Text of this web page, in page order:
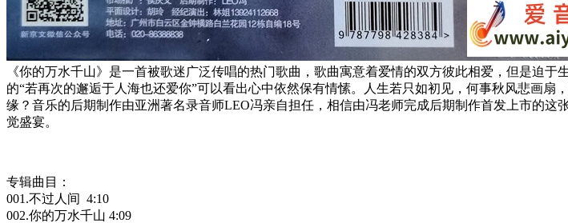
《你的万水千山》是一首被歌迷广泛传唱的热门歌曲，歌曲寓意着爱情的双方彼此相爱，但是迫
的“若再次的邂逅于人海也还爱你”可以看出心中依然保有情愫。人生若只如初见，何事秋风悲画
缘？音乐的后期制作由亚洲著名录音师LEO冯亲自担任，相信由冯老师完成后期制作首发上市的
觉盛宴。
专辑曲目：
001.不过人间 4:10
002.你的万水千山 4:09